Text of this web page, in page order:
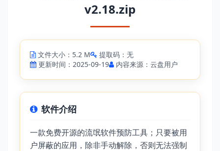
v2.18.zip
文件大小：5.2 M
提取码：无
更新时间：2025-09-19
内容来源：云盘用户
软件介绍
一款免费开源的流氓软件预防工具；只要被用
户屏蔽的应用，除非手动解除，否则无法强制